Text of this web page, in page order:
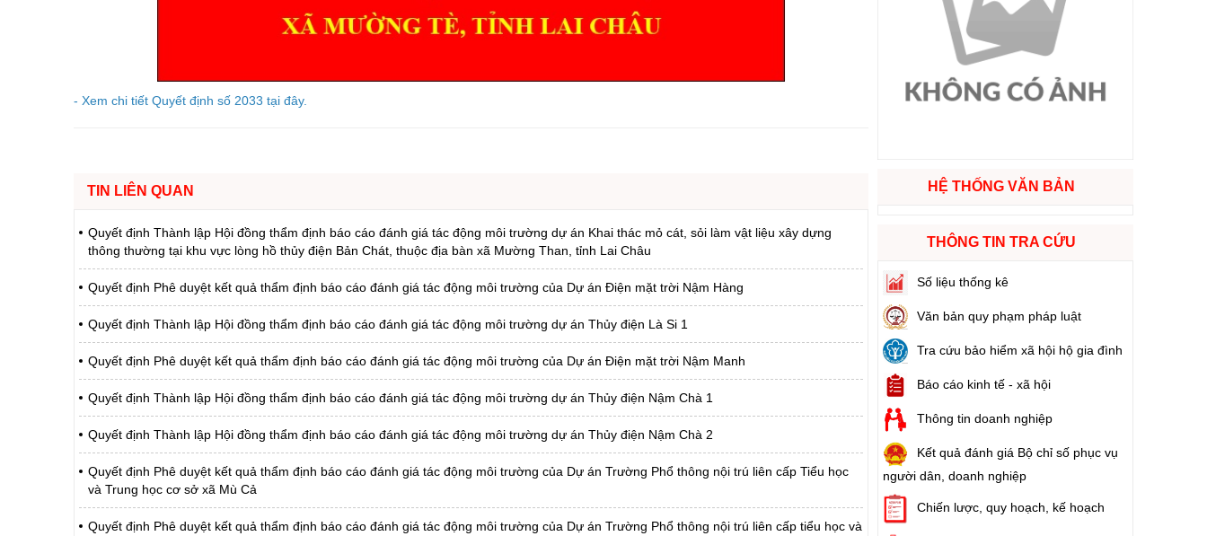
Chuyên đề tổng hợp Giảm nghèo bền vững
Bầu cử đại biểu Quốc hội khóa XVI và đại biểu Hội đồng nhân dân các cấp nhiệm kỳ 2026 - 2031
Điểm báo
Phóng sự ảnh
- Xem chi tiết Quyết định số 2033 tại đây.
TIN LIÊN QUAN
Quyết định Thành lập Hội đồng thẩm định báo cáo đánh giá tác động môi trường dự án Khai thác mỏ cát, sỏi làm vật liệu xây dựng
thông thường tại khu vực lòng hồ thủy điện Bản Chát, thuộc địa bàn xã Mường Than, tỉnh Lai Châu
Quyết định Phê duyệt kết quả thẩm định báo cáo đánh giá tác động môi trường của Dự án Điện mặt trời Nậm Hàng
Quyết định Thành lập Hội đồng thẩm định báo cáo đánh giá tác động môi trường dự án Thủy điện Là Si 1
Quyết định Phê duyệt kết quả thẩm định báo cáo đánh giá tác động môi trường của Dự án Điện mặt trời Nậm Manh
Quyết định Thành lập Hội đồng thẩm định báo cáo đánh giá tác động môi trường dự án Thủy điện Nậm Chà 1
Quyết định Thành lập Hội đồng thẩm định báo cáo đánh giá tác động môi trường dự án Thủy điện Nậm Chà 2
Quyết định Phê duyệt kết quả thẩm định báo cáo đánh giá tác động môi trường của Dự án Trường Phổ thông nội trú liên cấp Tiểu học
và Trung học cơ sở xã Mù Cả
Quyết định Phê duyệt kết quả thẩm định báo cáo đánh giá tác động môi trường của Dự án Trường Phổ thông nội trú liên cấp tiểu học và
HỆ THỐNG VĂN BẢN
THÔNG TIN TRA CỨU
Số liệu thống kê
Văn bản quy phạm pháp luật
Tra cứu bảo hiểm xã hội hộ gia đình
Báo cáo kinh tế - xã hội
Thông tin doanh nghiệp
Kết quả đánh giá Bộ chỉ số phục vụ
người dân, doanh nghiệp
Chiến lược, quy hoạch, kế hoạch